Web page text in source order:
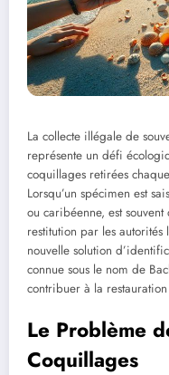
La collecte illégale de
représente un défi
coquillages retirées
Lorsqu’un spécimen est
ou caribéenne, est
restitution par les autorités
nouvelle solution
connue sous le nom de
contribuer à la
Le Problème
Coquillages